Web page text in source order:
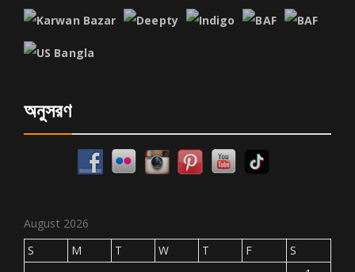
অনুসরণ
August 2026
S
M T W T F
S